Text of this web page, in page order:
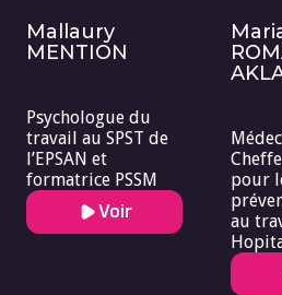
Mallaury
MENTION
Psychologue du
travail au SPST de
l’EPSAN et
formatrice PSSM
Voir
pour
au